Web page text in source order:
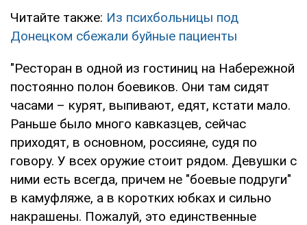
Читайте также: Из психбольницы под
Донецком сбежали буйные пациенты
"Ресторан в одной из гостиниц на Набережной
постоянно полон боевиков. Они там сидят
часами – курят, выпивают, едят, кстати мало.
Раньше было много кавказцев, сейчас
приходят, в основном, россияне, судя по
говору. У всех оружие стоит рядом. Девушки с
ними есть всегда, причем не "боевые подруги"
в камуфляже, а в коротких юбках и сильно
накрашены. Пожалуй, это единственные